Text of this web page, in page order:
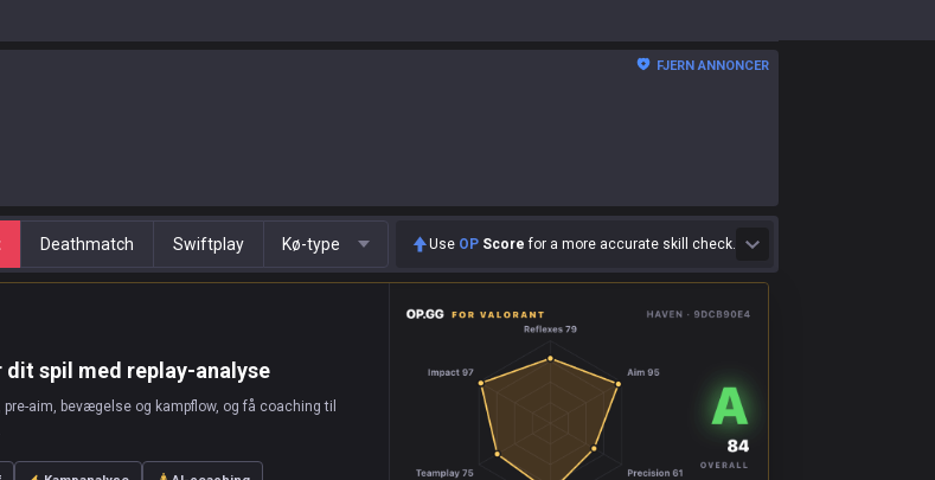
FJERN ANNONCER
Deathmatch Swiftplay Kø-type Use OP Score for a more accurate skill check.
dit spil med replay-analyse
pre-aim, bevægelse og kampflow, og få coaching til